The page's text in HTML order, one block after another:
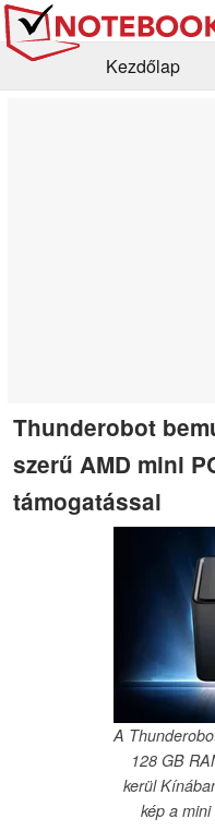
Kezdőlap
Thunderobot
szerű AMD mini
támogatással
A
128 GB
kerül
kép a